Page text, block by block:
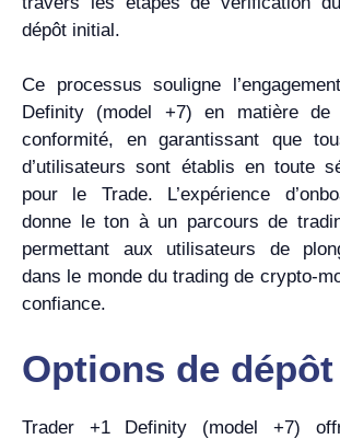
dépôt initial.
Ce processus souligne
Definity (model +7) en matière
conformité, en garantissant que
d’utilisateurs sont établis en toute
pour le Trade. L’expérience
donne le ton à un parcours de
permettant aux utilisateurs de
dans le monde du trading de crypto-
confiance.
Options de dépôt
Trader +1 Definity (model +7)